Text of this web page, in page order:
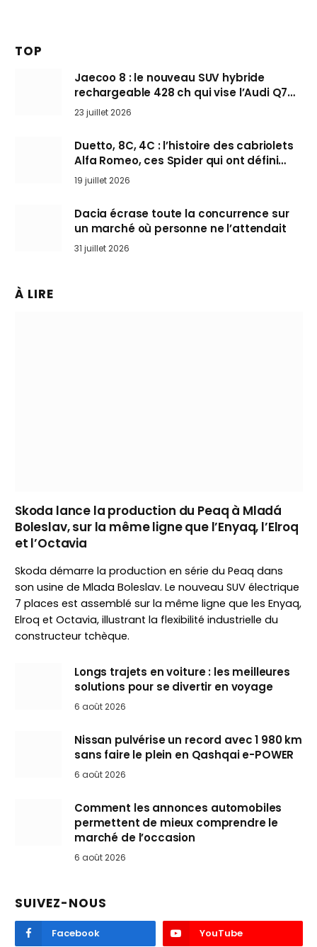
TOP
Jaecoo 8 : le nouveau SUV hybride
rechargeable 428 ch qui vise l’Audi Q7
arrive en Europe cet automne
23 juillet 2026
Duetto, 8C, 4C : l’histoire des cabriolets
Alfa Romeo, ces Spider qui ont défini
l’art de rouler cheveux au vent
19 juillet 2026
Dacia écrase toute la concurrence sur
un marché où personne ne l’attendait
31 juillet 2026
À LIRE
Skoda lance la production du Peaq à Mladá
Boleslav, sur la même ligne que l’Enyaq, l’Elroq
et l’Octavia
Skoda démarre la production en série du Peaq dans
son usine de Mlada Boleslav. Le nouveau SUV électrique
7 places est assemblé sur la même ligne que les Enyaq,
Elroq et Octavia, illustrant la flexibilité industrielle du
constructeur tchèque.
Longs trajets en voiture : les meilleures
solutions pour se divertir en voyage
6 août 2026
Nissan pulvérise un record avec 1 980 km
sans faire le plein en Qashqai e-POWER
6 août 2026
Comment les annonces automobiles
permettent de mieux comprendre le
marché de l’occasion
6 août 2026
SUIVEZ-NOUS
Facebook YouTube